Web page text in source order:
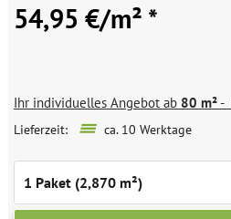
54,95 €/m² *
Ihr individuelles Angebot ab 80 m²-
Lieferzeit: ca. 10 Werktage